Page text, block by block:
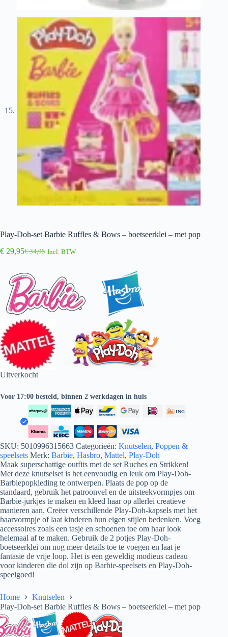
Play-Doh-set Barbie Ruffles & Bows – boetseerklei – met pop
€34,95
Oorspronkelijke
was:
€ 34,95.
€ 29,95Huidige
is:
€ 29,95.
Incl. BTW
Uitverkocht
Voor 17:00 besteld, binnen 2 werkdagen in huis
SKU: 5010996315663 Categorieën: Knutselen, Poppen &
speelsets Merk: Barbie, Hasbro, Mattel, Play-Doh
Maak superschattige outfits met de set Ruches en Strikken!
Met deze knutselset is het eenvoudig en leuk om Play-Doh-
Barbiepopkleding te ontwerpen. Plaats de pop op de
standaard, gebruik het patroonvel en de uitsteekvormpjes om
Barbie-jurkjes te maken en kleed haar op allerlei creatieve
manieren aan. Creëer verschillende Play-Doh-kapsels met het
haarvormpje of laat kinderen hun eigen stijlen bedenken. Voeg
accessoires zoals een tasje en schoenen toe om haar look
helemaal af te maken. Gebruik de 2 potjes Play-Doh-
boetseerklei om nog meer details toe te voegen en laat je
fantasie de vrije loop. Het is een geweldig modieus cadeau
voor kinderen die dol zijn op Barbie-speelsets en Play-Doh-
speelgoed!
Home
Knutselen
Play-Doh-set Barbie Ruffles & Bows – boetseerklei – met pop